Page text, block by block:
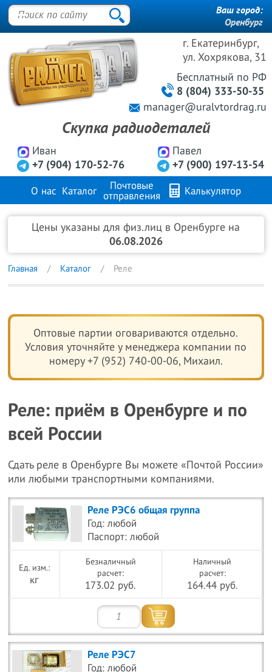
г. Екатеринбург,
ул. Хохрякова, 31
Иван
+7 (904) 170-52-76
Павел
+7 (900) 197-13-54
Бесплатный по РФ
8 (804) 333-50-35
manager@uralvtordrag.ru
Скупка радиодеталей
Ваш город:
Оренбург
О нас Каталог
Почтовые
отправления
Калькулятор
Продажа металлов Контакты
Цены указаны для физ.лиц в Оренбурге на
06.08.2026
Главная Каталог Реле
Оптовые партии оговариваются отдельно.
Условия уточняйте у менеджера компании по
номеру +7 (952) 740-00-06, Михаил.
Реле: приём в Оренбурге и по
всей России
Сдать реле в Оренбурге Вы можете «Почтой России»
или любыми транспортными компаниями.
Реле РЭС6 общая группа
Год: любой
Паспорт: любой
кг
Безналичный
расчет:
173.02 руб.
Наличный
расчет:
164.44 руб.
Реле РЭС7
Год: любой